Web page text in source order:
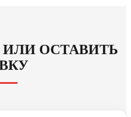
ОСТАВИТЬ